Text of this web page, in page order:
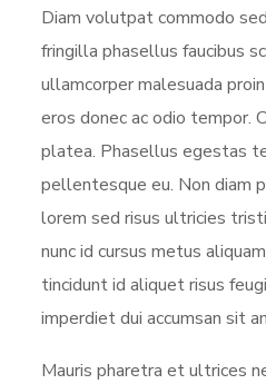
Diam volutpat commodo
fringilla phasellus faucibus
ullamcorper malesuada
eros donec ac odio tempor.
platea. Phasellus egestas
pellentesque eu. Non diam
lorem sed risus ultricies
nunc id cursus metus
tincidunt id aliquet risus
imperdiet dui accumsan sit
Mauris pharetra et ultrices